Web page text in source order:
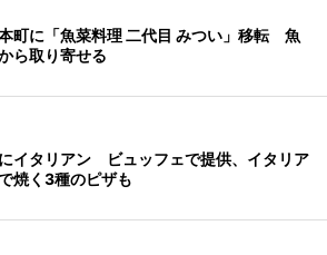
町に「魚菜料理 二代目 みつい」移転 魚
ら取り寄せる
イタリアン ビュッフェで提供、イタリア
焼く3種のピザも